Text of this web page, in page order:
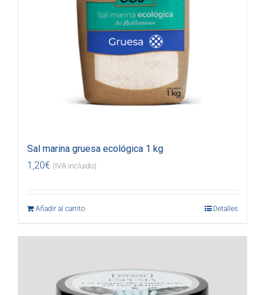
Sal marina gruesa ecológica 1 kg
1,20€ (IVA incluido)
Añadir al carrito Detalles